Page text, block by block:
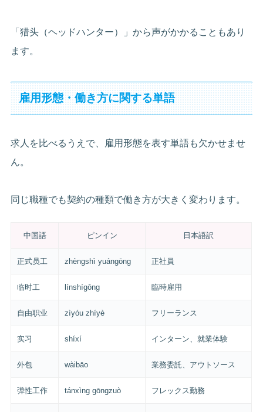
「猎头（ヘッドハンター）」から声がかかることもあり
ます。
雇用形態・働き方に関する単語
求人を比べるうえで、雇用形態を表す単語も欠かせませ
ん。
同じ職種でも契約の種類で働き方が大きく変わります。
中国語 ピンイン 日本語訳
正式员工 zhèngshì yuángōng 正社員
临时工 línshígōng 臨時雇用
自由职业 zìyóu zhíyè フリーランス
实习 shíxí インターン、就業体験
外包 wàibāo 業務委託、アウトソース
弹性工作 tánxìng gōngzuò フレックス勤務